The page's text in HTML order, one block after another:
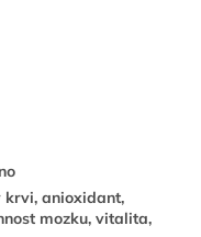
krvi, anioxidant,
mozku, vitalita,